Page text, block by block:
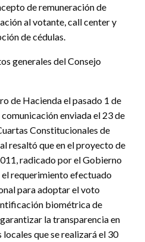
de remuneración de
al votante, call center y
de cédulas.
generales del Consejo
de Hacienda el pasado 1 de
enviada el 23 de
Constitucionales de
resaltó que en el proyecto de
radicado por el Gobierno
requerimiento efectuado
para adoptar el voto
biométrica de
la transparencia en
que se realizará el 30